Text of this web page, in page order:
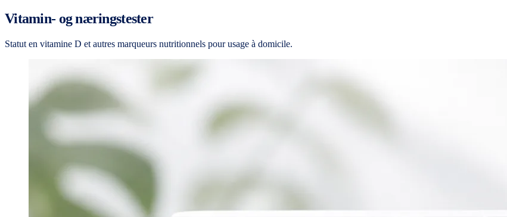
Vitamin- og næringstester
Statut en vitamine D et autres marqueurs nutritionnels pour usage à domicile.